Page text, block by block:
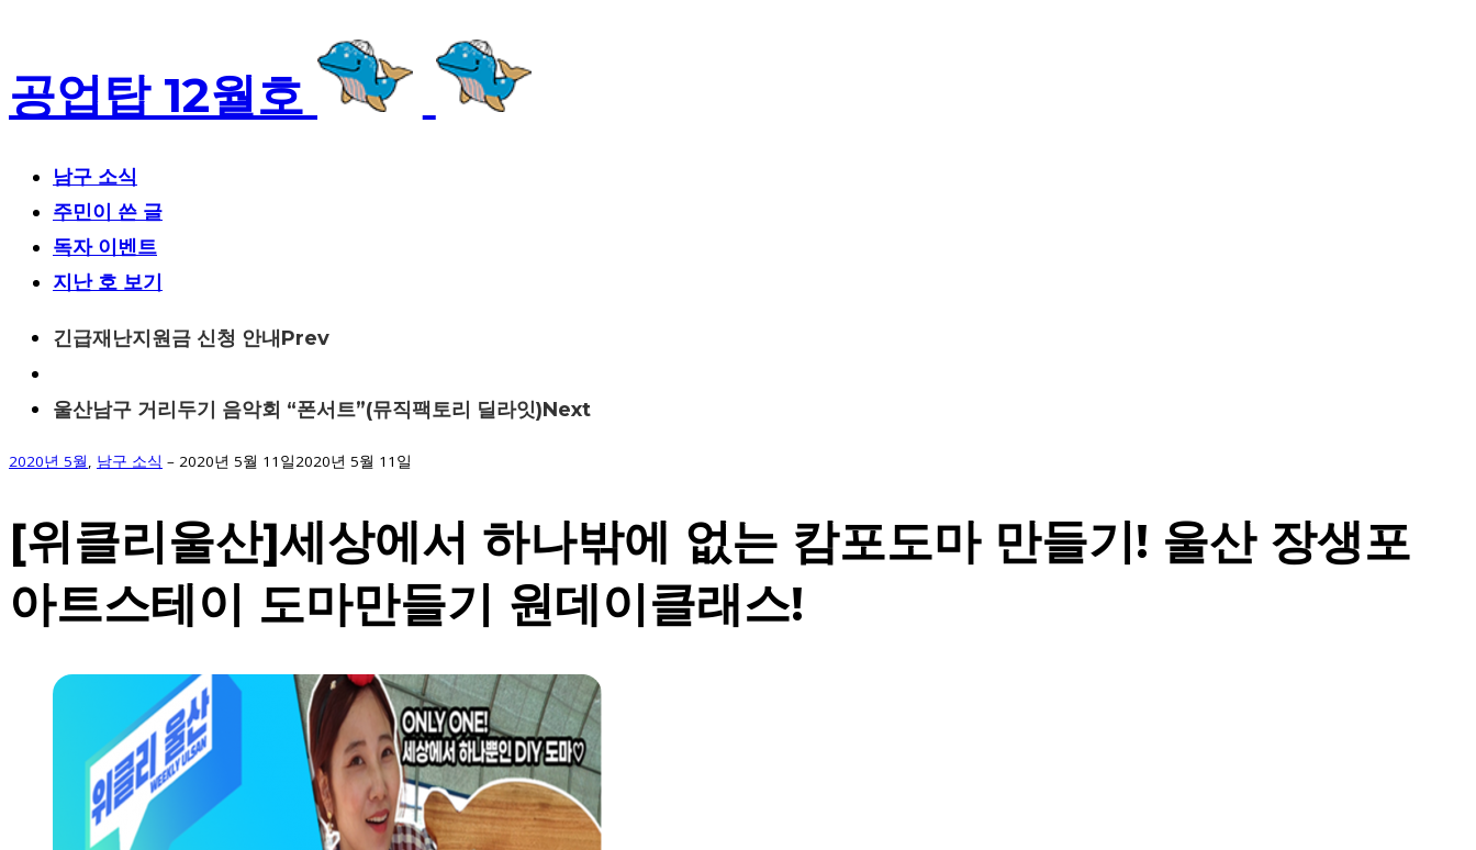
공업탑 12월호
남구 소식
주민이 쓴 글
독자 이벤트
지난 호 보기
Post
navigation
긴급재난지원금 신청 안내 Prev
울산남구 거리두기 음악회 “폰서트”(뮤직팩토리 딜라잇)Next
2020년 5월, 남구 소식 – 2020년 5월 11일2020년 5월 11일
[위클리울산]세상에서 하나밖에 없는 캄포도마 만들기! 울산 장생포
아트스테이 도마만들기 원데이클래스!